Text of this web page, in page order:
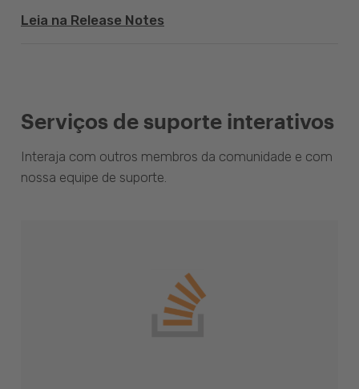
Leia na Release Notes
Serviços de suporte interativos
Interaja com outros membros da comunidade e com
nossa equipe de suporte.